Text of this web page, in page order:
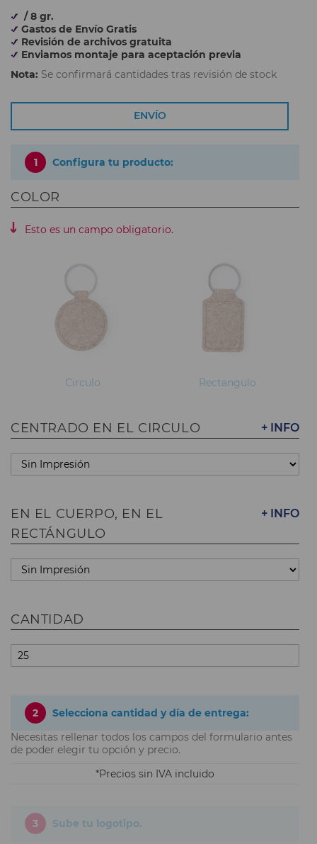
/ 8 gr.
Gastos de Envío Gratis
Revisión de archivos gratuita
Enviamos montaje para aceptación previa
Nota: Se confirmará cantidades tras revisión de stock
ENVÍO
1 Configura tu producto:
COLOR
Esto es un campo obligatorio.
Circulo Rectangulo
+ INFO
CENTRADO EN EL CIRCULO
+ INFO
EN EL CUERPO, EN EL
RECTÁNGULO
CANTIDAD
2
Selecciona cantidad y día de entrega:
Necesitas rellenar todos los campos del formulario antes
de poder elegir tu opción y precio.
Precios sin IVA incluido
3 Sube tu logotipo.